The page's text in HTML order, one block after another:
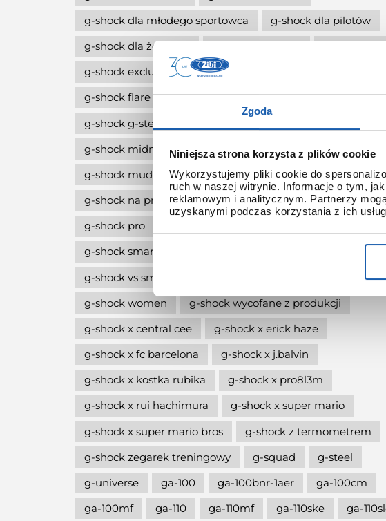
Zgoda
Niniejsza strona korzysta z plików cookie
Wykorzystujemy pliki cookie do
ruch w naszej witrynie. Informacje o tym,
reklamowym i analitycznym. Partnerzy
uzyskanymi podczas korzystania z ich
g-shock dla młodego sportowca
g-shock dla pilotów
g-shock dla żeglarza
g-shock exclusive
g-shock fan club poland
g-shock flare red
g-shock g-squa dw-h5600
g-shock g-steel
g-shock midnight green
g-shock move
g-shock mtg
g-shock mudmaster
g-shock na komunię
g-shock na prezent
g-shock octagon
g-shock
g-shock pro
g-shock smartwatch
g-shock vs smartwatch
g-shock women
g-shock wycofane z produkcji
g-shock x central cee
g-shock x erick haze
g-shock x fc barcelona
g-shock x j.balvin
g-shock x kostka rubika
g-shock x pro8l3m
g-shock x rui hachimura
g-shock x super mario
g-shock x super mario bros
g-shock z termometrem
g-shock zegarek treningowy
g-squad
g-steel
g-universe
ga-100 ga-100bnr-1aer
ga-100cm
ga-100mf
ga-110 ga-110mf ga-110ske
ga-